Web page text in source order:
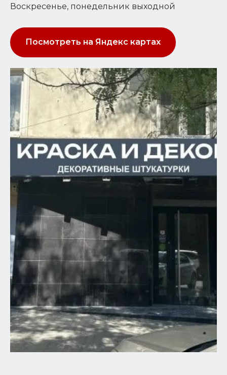
Воскресенье, понедельник выходной
Посмотреть на Яндекс картах